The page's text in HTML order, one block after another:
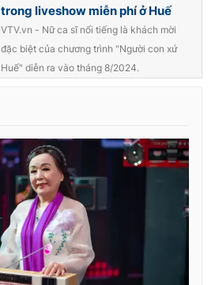
trong liveshow miễn phí ở Huế
VTV.vn - Nữ ca sĩ nổi tiếng là khách mời
đặc biệt của chương trình "Người con xứ
Huế" diễn ra vào tháng 8/2024.